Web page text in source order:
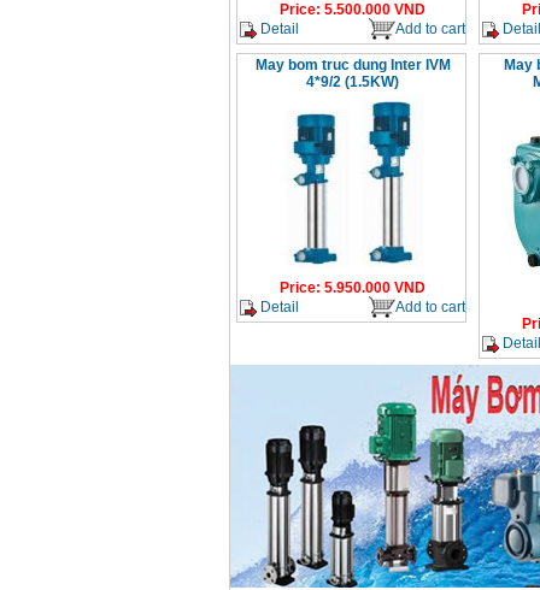
Price: 5.500.000 VND
Detail
Add to cart
Detail
May bom truc dung Inter IVM
4*9/2 (1.5KW)
Price: 5.950.000 VND
Detail
Add to cart
May
Detail